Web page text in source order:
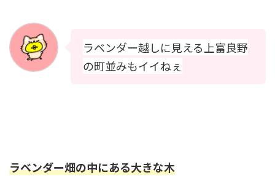
ラベンダー越しに見える上富良野
の町並みもイイねぇ
ラベンダー畑の中にある大きな木